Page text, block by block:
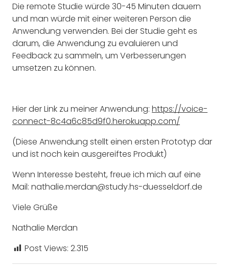
Die remote Studie würde 30-45 Minuten dauern
und man würde mit einer weiteren Person die
Anwendung verwenden. Bei der Studie geht es
darum, die Anwendung zu evaluieren und
Feedback zu sammeln, um Verbesserungen
umsetzen zu können.
Hier der Link zu meiner Anwendung: https://voice-
connect-8c4a6c85d9f0.herokuapp.com/
(Diese Anwendung stellt einen ersten Prototyp dar
und ist noch kein ausgereiftes Produkt)
Wenn Interesse besteht, freue ich mich auf eine
Mail: nathalie.merdan@study.hs-duesseldorf.de
Viele Grüße
Nathalie Merdan
Post Views: 2.315